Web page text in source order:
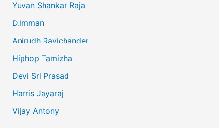
Yuvan Shankar Raja
D.Imman
Anirudh Ravichander
Hiphop Tamizha
Devi Sri Prasad
Harris Jayaraj
Vijay Antony